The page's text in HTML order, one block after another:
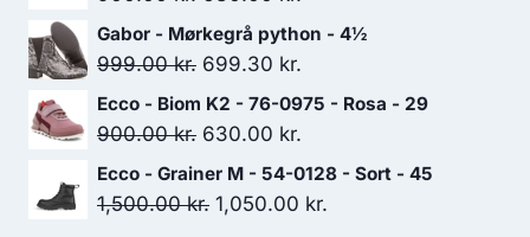
900.00 kr..
oprindelige
pris
900.00 kr..
aktuelle
Gabor - Mørkegrå python - 4½
999.00kr. Den
oprindelige
pris
999.00 kr..
699.30 kr.
aktuelle
699.30 kr..
Ecco - Biom K2 - 76-0975 - Rosa - 29
900.00kr. Den
oprindelige
pris
630.00 kr.
aktuelle
pris
Ecco - Grainer M - 54-0128 - Sort - 45
1,500.00kr. Den
1,050.00 kr.